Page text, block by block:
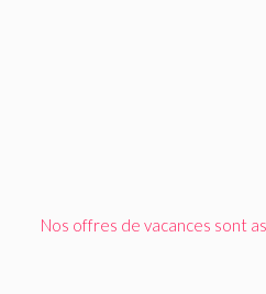
Nos offres de vacances sont